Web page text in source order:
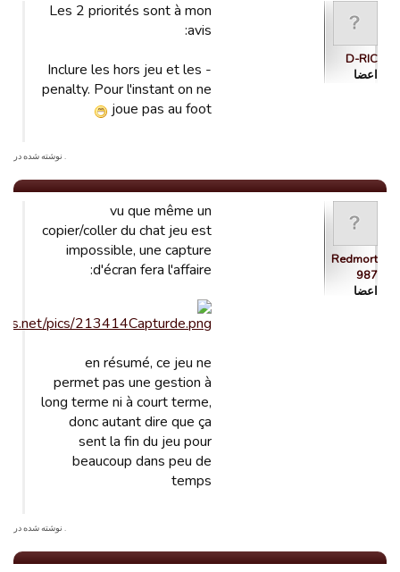
D-RIC
اعضا
Les 2 priorités sont à mon
avis:
- Inclure les hors jeu et les
penalty. Pour l'instant on ne
joue pas au foot
. نوشته شده در
Redmort
987
اعضا
vu que même un
copier/coller du chat jeu est
impossible, une capture
d'écran fera l'affaire:
en résumé, ce jeu ne
permet pas une gestion à
long terme ni à court terme,
donc autant dire que ça
sent la fin du jeu pour
beaucoup dans peu de
temps
. نوشته شده در